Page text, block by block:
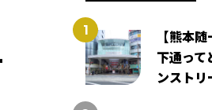
【熊本
下通って
ンストリ